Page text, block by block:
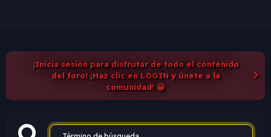
¡Inicia sesión para disfrutar de todo el contenido
del foro! ¡Haz clic en LOGIN y únete a la
comunidad! 😀